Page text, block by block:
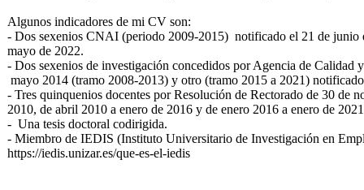
Algunos indicadores de mi CV son:
- Dos sexenios CNAI (periodo 2009-2015) notificado el 21 de
mayo de 2022.
- Dos sexenios de investigación concedidos por Agencia de
mayo 2014 (tramo 2008-2013) y otro (tramo 2015 a 2021)
- Tres quinquenios docentes por Resolución de Rectorado de 30 de
2010, de abril 2010 a enero de 2016 y de enero 2016 a enero de
- Una tesis doctoral codirigida.
- Miembro de IEDIS (Instituto Universitario de Investigación en
https://iedis.unizar.es/que-es-el-iedis